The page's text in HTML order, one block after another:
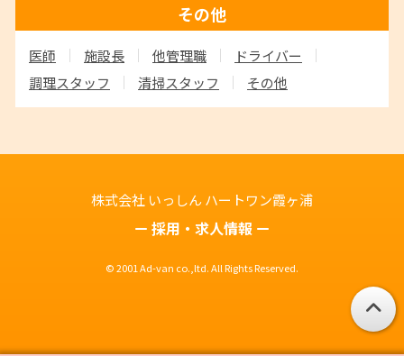
その他
医師 施設長 他管理職
ドライバー
調理スタッフ
清掃スタッフ その他
株式会社 いっしんハートワン霞ヶ浦
採用・求人情報
© 2001 Ad-van co.,ltd. All Rights Reserved.